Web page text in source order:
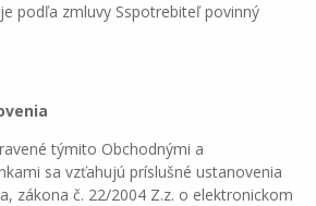
podľa zmluvy Sspotrebiteľ povinný
týmito Obchodnými a
sa vzťahujú príslušné ustanovenia
zákona č. 22/2004 Z.z. o elektronickom